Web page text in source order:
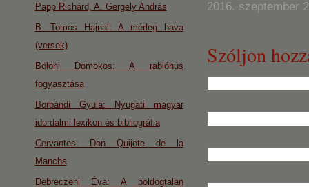
2016. szeptember
Szóljon
Papp Richárd, A. Gergely András
B. Tomos Hajnal: A mérleg hava
(versek)
Bölöni Domokos: A rablóhús
fogyasztása
Borbándi Gyula: Nyugati magyar
idordalmi lexikon és bibliográfia
Cervantes: Don Quijote de la
Mancha
Debreczeni Éva: A boldogtalan